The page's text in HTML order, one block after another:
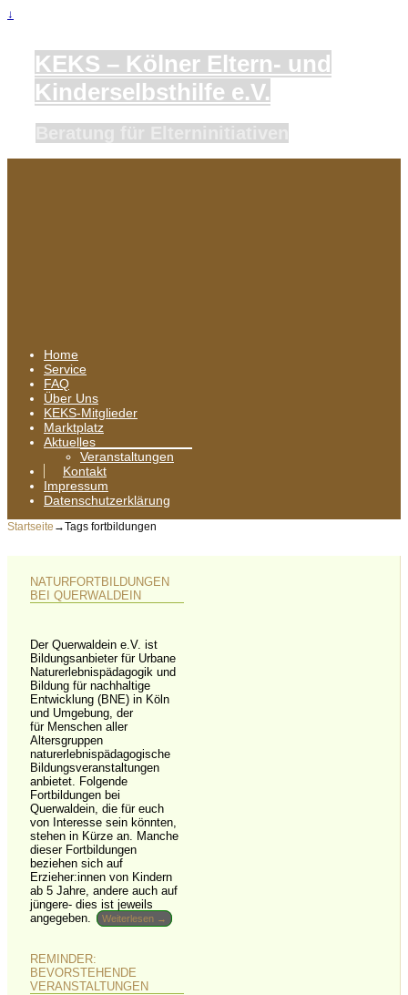
↓
KEKS – Kölner Eltern- und
Kinderselbsthilfe e.V.
Home
Service
FAQ
Über Uns
KEKS-Mitglieder
Marktplatz
Aktuelles
Veranstaltungen
Kontakt
Impressum
Datenschutzerklärung
Startseite →Tags fortbildungen
NATURFORTBILDUNGEN
BEI QUERWALDEIN
Der Querwaldein e.V. ist
Bildungsanbieter für Urbane
Naturerlebnispädagogik und
Bildung für nachhaltige
Entwicklung (BNE) in Köln
und Umgebung, der
für Menschen aller
Altersgruppen
naturerlebnispädagogische
Bildungsveranstaltungen
anbietet. Folgende
Fortbildungen bei
Querwaldein, die für euch
von Interesse sein könnten,
stehen in Kürze an. Manche
dieser Fortbildungen
beziehen sich auf
Erzieher:innen von Kindern
ab 5 Jahre, andere auch auf
jüngere- dies ist jeweils
angegeben.
Weiterlesen →
REMINDER:
BEVORSTEHENDE
VERANSTALTUNGEN